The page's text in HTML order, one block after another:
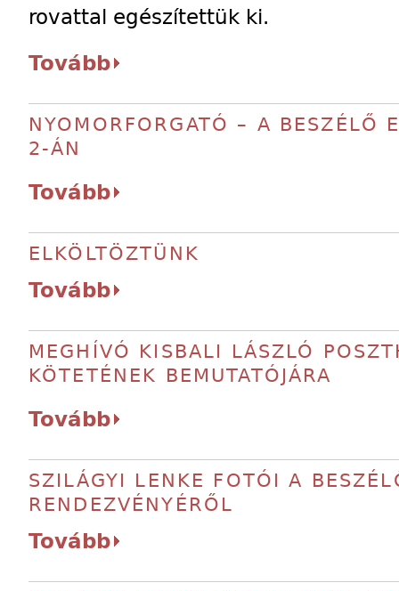
rovattal egészítettük ki.
Tovább
NYOMORFORGATÓ – A BESZÉLŐ
2-ÁN
Tovább
ELKÖLTÖZTÜNK
Tovább
MEGHÍVÓ KISBALI LÁSZLÓ
KÖTETÉNEK BEMUTATÓJÁRA
Tovább
SZILÁGYI LENKE FOTÓI A
RENDEZVÉNYÉRŐL
Tovább